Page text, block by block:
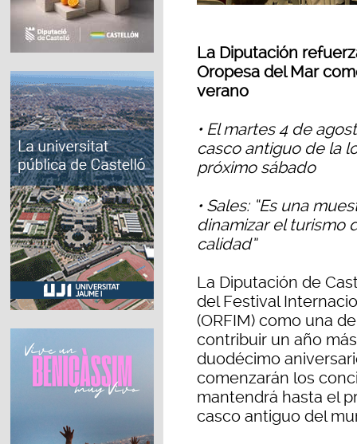
La Diputación
Oropesa del Mar
verano
• El martes 4 de
casco antiguo de la
próximo sábado
• Sales: “Es una
dinamizar el turismo
calidad”
La Diputación de
del Festival
(ORFIM) como una
contribuir un año
duodécimo
comenzarán los
mantendrá hasta el
casco antiguo del